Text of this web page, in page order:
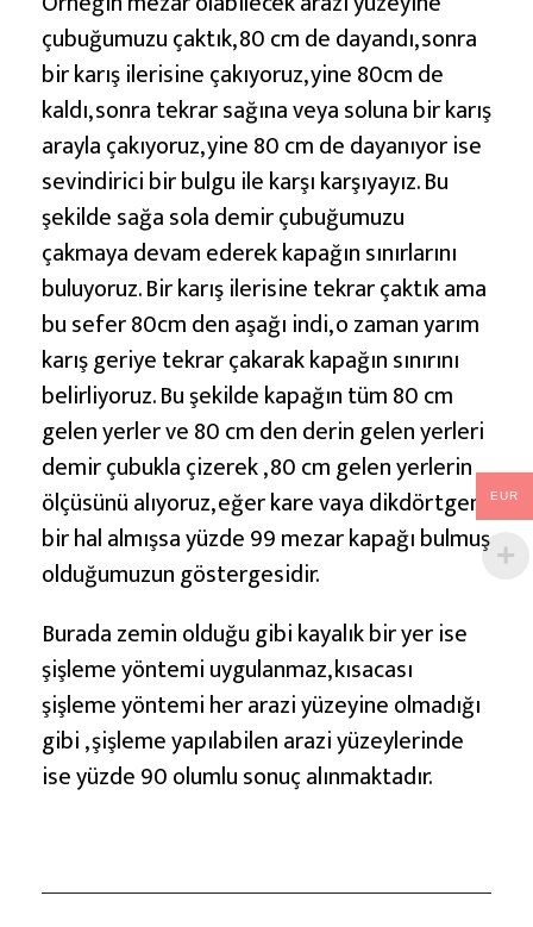
çubuğumuzu çaktık, 80 cm de dayandı, sonra
bir karış ilerisine çakıyoruz, yine 80cm de
kaldı, sonra tekrar sağına veya soluna bir karış
arayla çakıyoruz, yine 80 cm de dayanıyor ise
sevindirici bir bulgu ile karşı karşıyayız. Bu
şekilde sağa sola demir çubuğumuzu
çakmaya devam ederek kapağın sınırlarını
buluyoruz. Bir karış ilerisine tekrar çaktık ama
bu sefer 80cm den aşağı indi, o zaman yarım
karış geriye tekrar çakarak kapağın sınırını
belirliyoruz. Bu şekilde kapağın tüm 80 cm
gelen yerler ve 80 cm den derin gelen yerleri
demir çubukla çizerek , 80 cm gelen yerlerin
ölçüsünü alıyoruz, eğer kare vaya dikdörtgen
bir hal almışsa yüzde 99 mezar kapağı bulmuş
olduğumuzun göstergesidir.
Burada zemin olduğu gibi kayalık bir yer ise
şişleme yöntemi uygulanmaz, kısacası
şişleme yöntemi her arazi yüzeyine olmadığı
gibi , şişleme yapılabilen arazi yüzeylerinde
ise yüzde 90 olumlu sonuç alınmaktadır.
EUR